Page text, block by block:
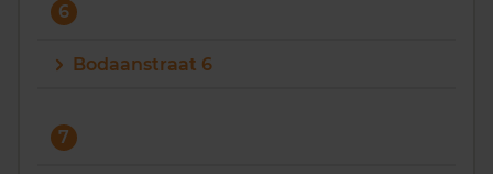
6
Bodaanstraat 6
7